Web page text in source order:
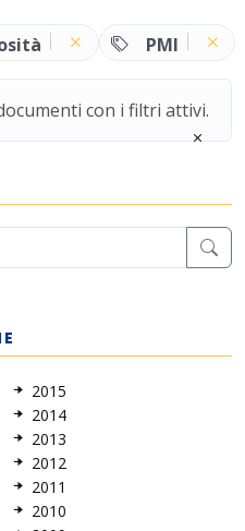
PMI
con i filtri attivi.
2015
2014
2013
2012
2011
2010